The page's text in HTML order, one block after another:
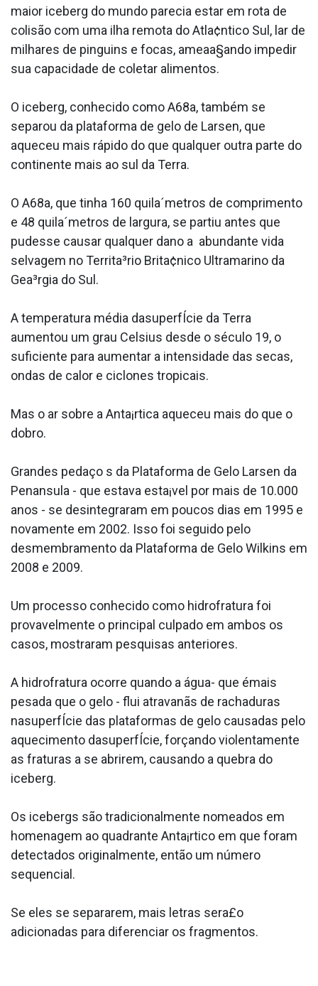
maior iceberg do mundo parecia estar em rota de
colisão com uma ilha remota do Atla¢ntico Sul, lar de
milhares de pinguins e focas, ameaa§ando impedir
sua capacidade de coletar alimentos.
O iceberg, conhecido como A68a, também se
separou da plataforma de gelo de Larsen, que
aqueceu mais rápido do que qualquer outra parte do
continente mais ao sul da Terra.
O A68a, que tinha 160 quila´metros de comprimento
e 48 quila´metros de largura, se partiu antes que
pudesse causar qualquer dano a abundante vida
selvagem no Territa³rio Brita¢nico Ultramarino da
Gea³rgia do Sul.
A temperatura média dasuperfÍcie da Terra
aumentou um grau Celsius desde o século 19, o
suficiente para aumentar a intensidade das secas,
ondas de calor e ciclones tropicais.
Mas o ar sobre a Anta¡rtica aqueceu mais do que o
dobro.
Grandes pedaço s da Plataforma de Gelo Larsen da
Pena­nsula - que estava esta¡vel por mais de 10.000
anos - se desintegraram em poucos dias em 1995 e
novamente em 2002. Isso foi seguido pelo
desmembramento da Plataforma de Gelo Wilkins em
2008 e 2009.
Um processo conhecido como hidrofratura foi
provavelmente o principal culpado em ambos os
casos, mostraram pesquisas anteriores.
A hidrofratura ocorre quando a água- que émais
pesada que o gelo - flui atravanãs de rachaduras
nasuperfÍcie das plataformas de gelo causadas pelo
aquecimento dasuperfÍcie, forçando violentamente
as fraturas a se abrirem, causando a quebra do
iceberg.
Os icebergs são tradicionalmente nomeados em
homenagem ao quadrante Anta¡rtico em que foram
detectados originalmente, então um número
sequencial.
Se eles se separarem, mais letras sera£o
adicionadas para diferenciar os fragmentos.